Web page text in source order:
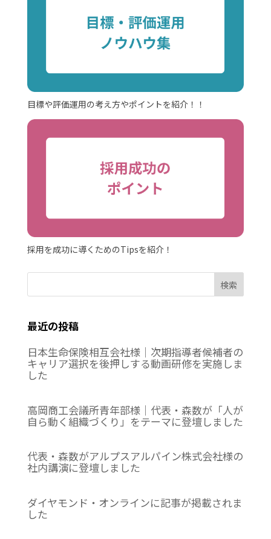
目標や評価運用の考え方やポイントを紹介！！
採用を成功に導くためのTipsを紹介！
検索
最近の投稿
日本生命保険相互会社様｜次期指導者候補者の
キャリア選択を後押しする動画研修を実施しま
した
高岡商工会議所青年部様｜代表・森数が「人が
自ら動く組織づくり」をテーマに登壇しました
代表・森数がアルプスアルパイン株式会社様の
社内講演に登壇しました
ダイヤモンド・オンラインに記事が掲載されま
した